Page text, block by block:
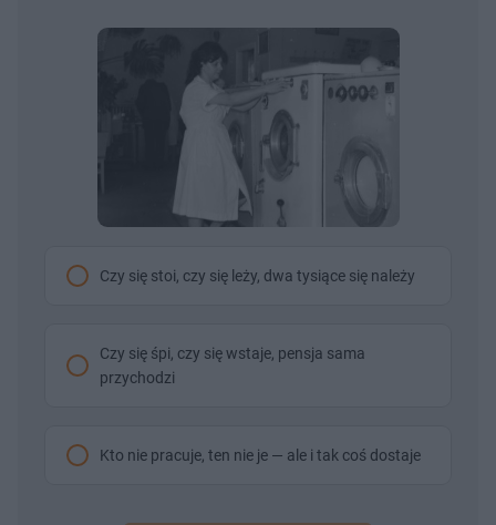
Czy się stoi, czy się leży, dwa tysiące się należy
Czy się śpi, czy się wstaje, pensja sama
przychodzi
Kto nie pracuje, ten nie je — ale i tak coś dostaje